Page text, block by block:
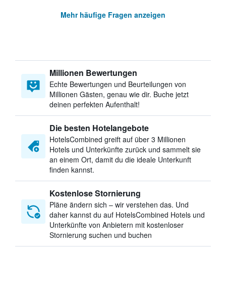
Mehr häufige Fragen anzeigen
Millionen Bewertungen
Echte Bewertungen und Beurteilungen von
Millionen Gästen, genau wie dir. Buche jetzt
deinen perfekten Aufenthalt!
Die besten Hotelangebote
HotelsCombined greift auf über 3 Millionen
Hotels und Unterkünfte zurück und sammelt sie
an einem Ort, damit du die ideale Unterkunft
finden kannst.
Kostenlose Stornierung
Pläne ändern sich – wir verstehen das. Und
daher kannst du auf HotelsCombined Hotels und
Unterkünfte von Anbietern mit kostenloser
Stornierung suchen und buchen